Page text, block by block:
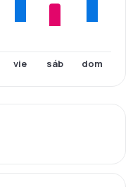
vie sáb dom